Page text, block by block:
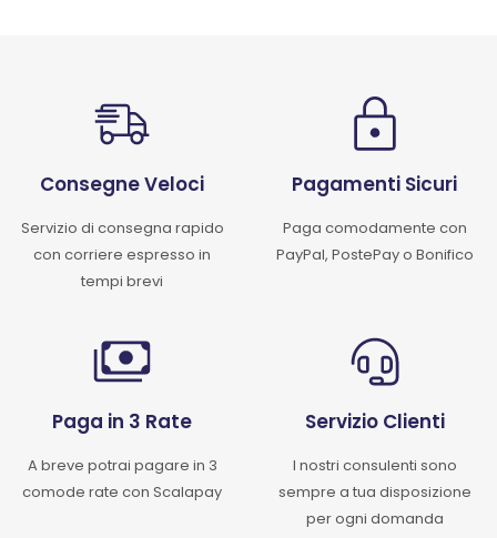
Consegne Veloci
Servizio di consegna rapido
con corriere espresso in
tempi brevi
Pagamenti Sicuri
Paga comodamente con
PayPal, PostePay o Bonifico
Paga in 3 Rate
A breve potrai pagare in 3
comode rate con Scalapay
Servizio Clienti
I nostri consulenti sono
sempre a tua disposizione
per ogni domanda